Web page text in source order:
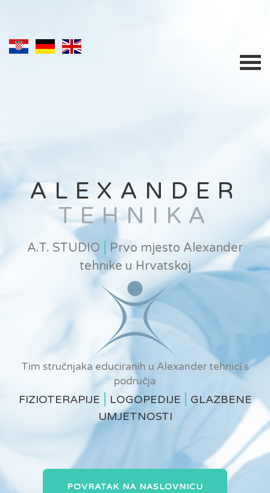
ALEXANDER
TEHNIKA
A.T. STUDIO
Prvo mjesto Alexander
tehnike u Hrvatskoj
Tim stručnjaka educiranih u Alexander tehnici s
područja
FIZIOTERAPIJE | LOGOPEDIJE | GLAZBENE
UMJETNOSTI
POVRATAK NA NASLOVNICU